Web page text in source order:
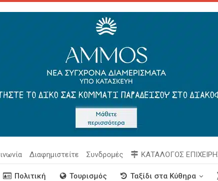
Διαφημιστείτε Συνδρομές ΚΑΤΑΛΟΓΟΣ
Πολιτική Τουρισμός Ταξίδι στα Κύθηρα